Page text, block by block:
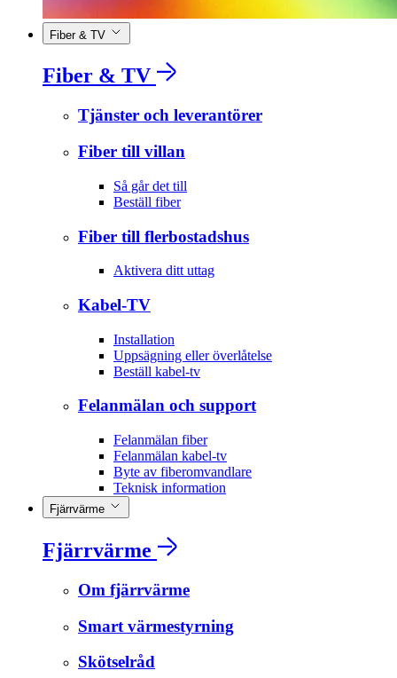
Fiber & TV
Fiber & TV
Tjänster och leverantörer
Fiber till villan
Så går det till
Beställ fiber
Fiber till flerbostadshus
Aktivera ditt uttag
Kabel-TV
Installation
Uppsägning eller överlåtelse
Beställ kabel-tv
Felanmälan och support
Felanmälan fiber
Felanmälan kabel-tv
Byte av fiberomvandlare
Teknisk information
Fjärrvärme
Fjärrvärme
Om fjärrvärme
Smart värmestyrning
Skötselråd